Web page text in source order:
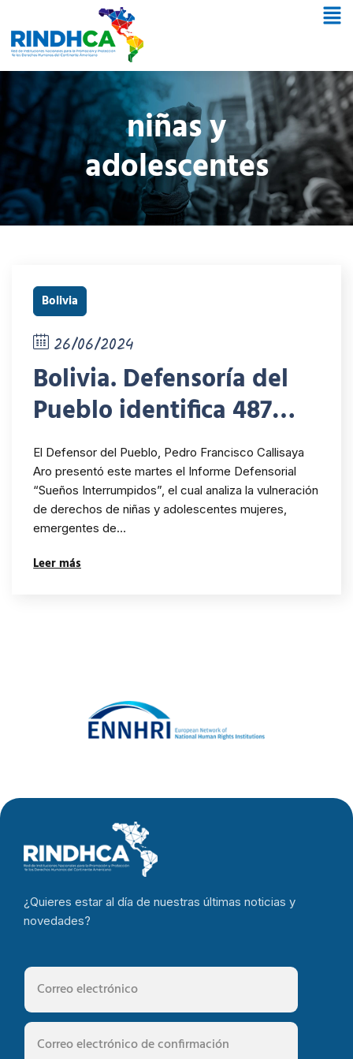
niñas y
adolescentes
Bolivia
26/06/2024
Bolivia. Defensoría del
Pueblo identifica 487
matrimonios de niñas y
adolescentes de 12 a 15
años y municipios con
índices elevados de
embarazos en niñas de
El Defensor del Pueblo, Pedro Francisco Callisaya
Aro presentó este martes el Informe Defensorial
“Sueños Interrumpidos”, el cual analiza la vulneración
de derechos de niñas y adolescentes mujeres,
emergentes de…
Leer más
¿Quieres estar al día de nuestras últimas noticias y
novedades?